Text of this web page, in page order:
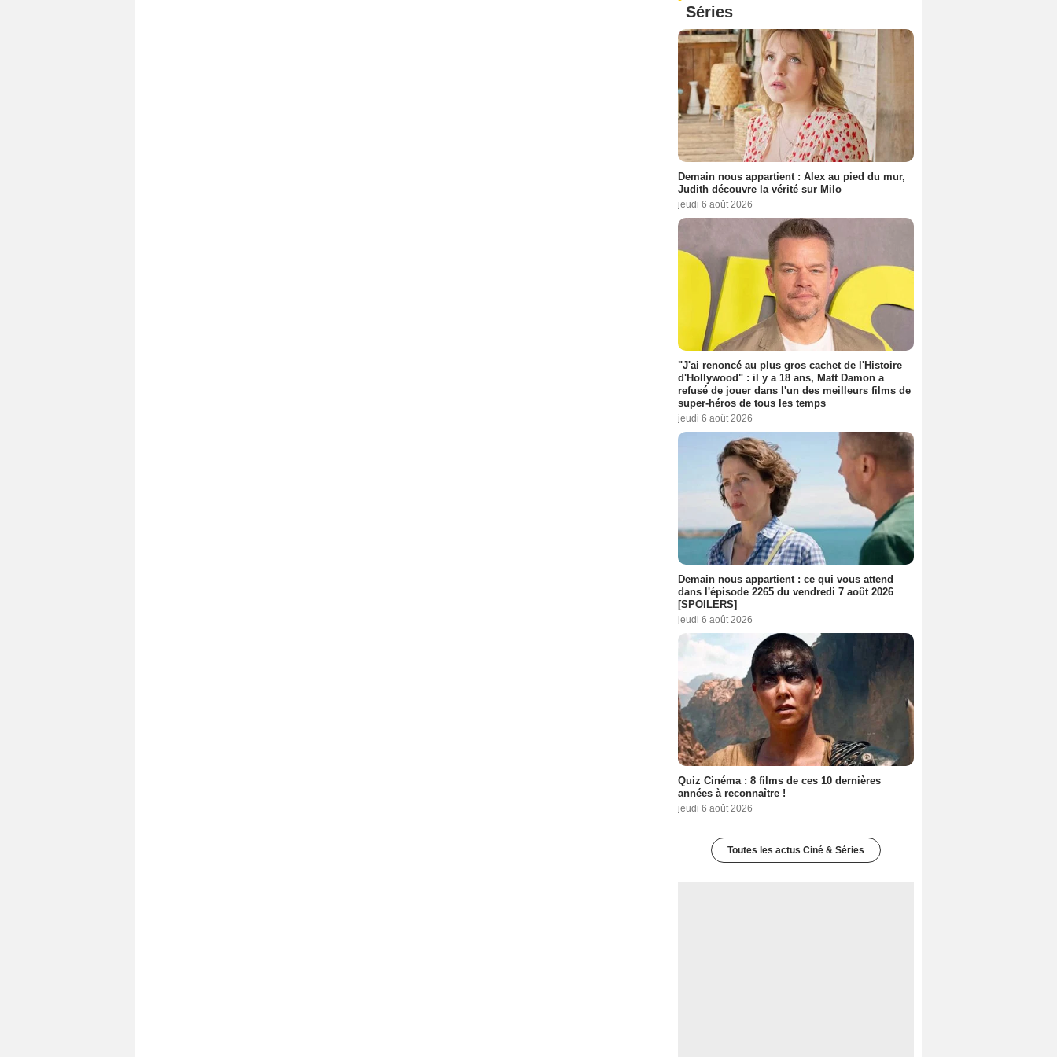
Séries
Demain nous appartient : Alex au pied du mur,
Judith découvre la vérité sur Milo
jeudi 6 août 2026
"J'ai renoncé au plus gros cachet de l'Histoire
d'Hollywood" : il y a 18 ans, Matt Damon a
refusé de jouer dans l'un des meilleurs films de
super-héros de tous les temps
jeudi 6 août 2026
Demain nous appartient : ce qui vous attend
dans l'épisode 2265 du vendredi 7 août 2026
[SPOILERS]
jeudi 6 août 2026
Quiz Cinéma : 8 films de ces 10 dernières
années à reconnaître !
jeudi 6 août 2026
Toutes les actus Ciné & Séries